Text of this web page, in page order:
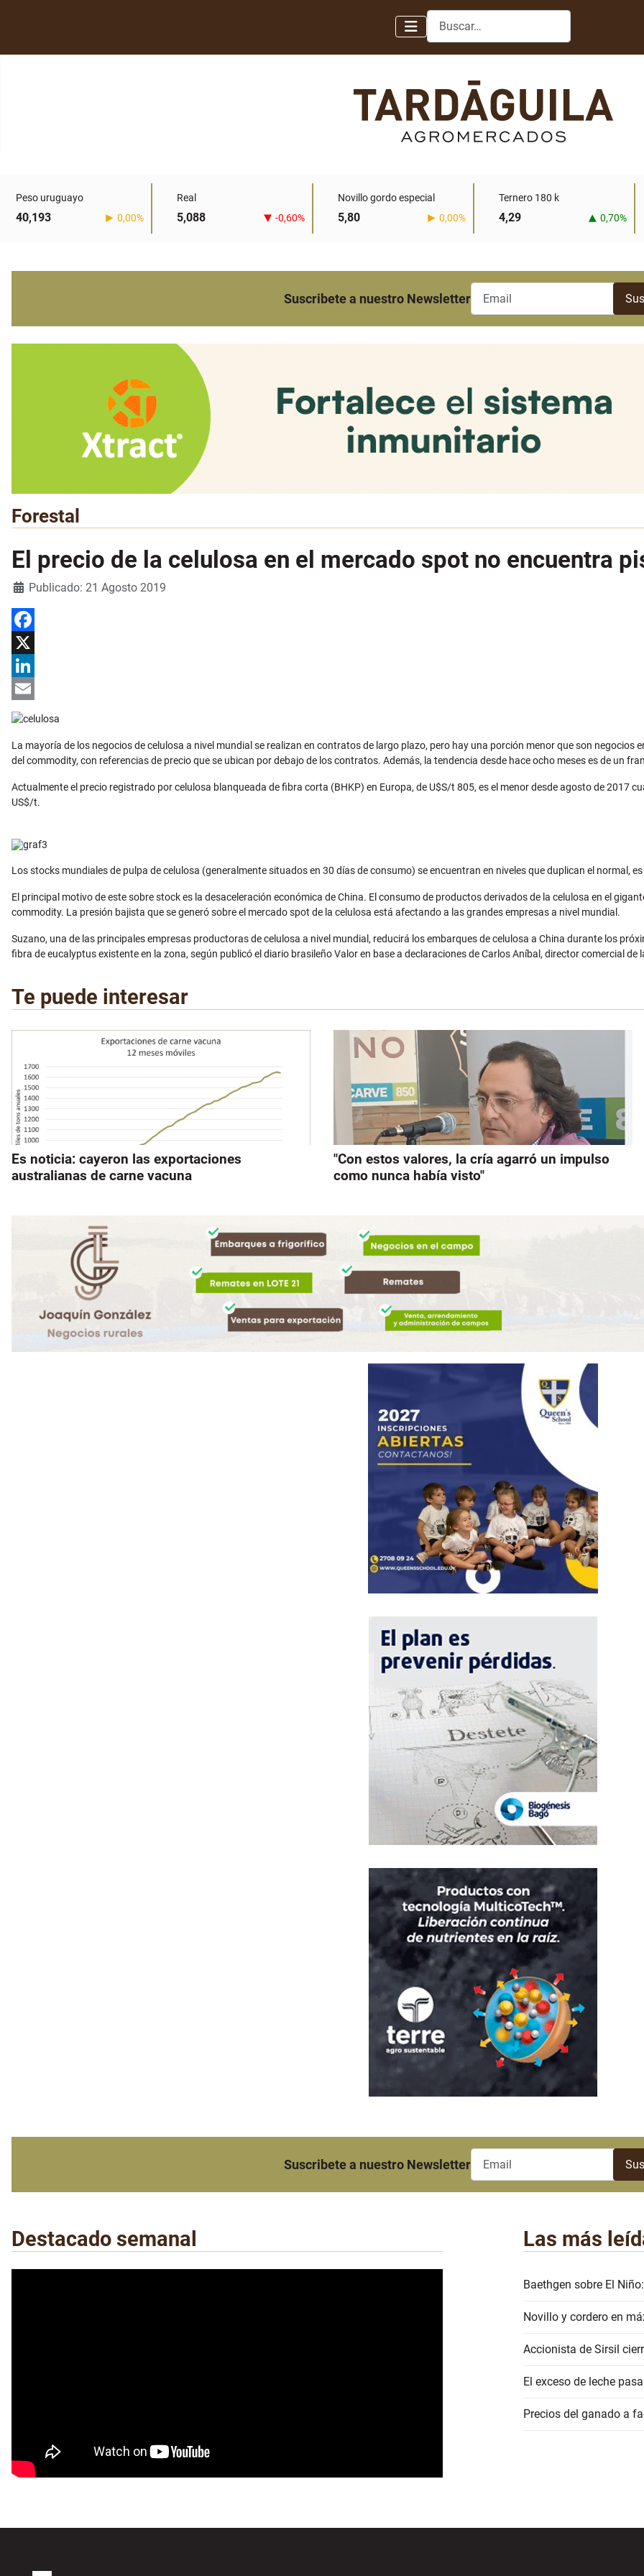
Buscar
Peso uruguayo
40,193 0,00%
Real
5,088 -0,60%
Novillo gordo especial
5,80 0,00%
Ternero 180 k
4,29 0,70%
Suscribete a nuestro Newsletter
Forestal
El precio de la celulosa en el mercado spot no encuentra
Detalles
Publicado: 21 Agosto 2019
Facebook
X
LinkedIn
Email
La mayoría de los negocios de celulosa a nivel mundial se realizan en contratos de largo plazo, pero hay una porción menor que son negocios
del commodity, con referencias de precio que se ubican por debajo de los contratos. Además, la tendencia desde hace ocho meses es de un
Actualmente el precio registrado por celulosa blanqueada de fibra corta (BHKP) en Europa, de U$S/t 805, es el menor desde agosto de 2017
US$/t.
Los stocks mundiales de pulpa de celulosa (generalmente situados en 30 días de consumo) se encuentran en niveles que duplican el normal,
El principal motivo de este sobre stock es la desaceleración económica de China. El consumo de productos derivados de la celulosa en el
commodity. La presión bajista que se generó sobre el mercado spot de la celulosa está afectando a las grandes empresas a nivel mundial.
Suzano, una de las principales empresas productoras de celulosa a nivel mundial, reducirá los embarques de celulosa a China durante los
fibra de eucalyptus existente en la zona, según publicó el diario brasileño Valor en base a declaraciones de Carlos Aníbal, director comercial de
Te puede interesar
Es noticia: cayeron las exportaciones
australianas de carne vacuna
"Con estos valores, la cría agarró un impulso
como nunca había visto"
Suscribete a nuestro Newsletter
Destacado semanal Las más
Baethgen sobre El
Novillo y cordero en
Accionista de Sirsil
El exceso de leche
Precios del ganado a